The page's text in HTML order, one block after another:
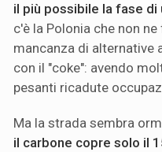
il più possibile la fase di
c'è la Polonia che non
mancanza di alternative
con il "coke": avendo
pesanti ricadute
Ma la strada sembra
il carbone copre solo il